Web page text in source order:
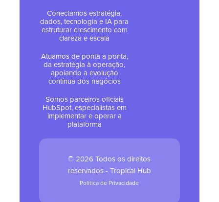
Conectamos estratégia,
dados, tecnologia e IA para
estruturar crescimento com
clareza e escala
Atuamos de ponta a ponta,
da estratégia à operação,
apoiando a evolução
contínua dos negócios
Somos parceiros oficiais
HubSpot, especialistas em
implementar e operar a
plataforma
© 2026 Todos os direitos
reservados - Tropical Hub
Política de Privacidade